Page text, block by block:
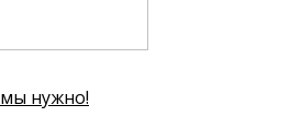
нужно!